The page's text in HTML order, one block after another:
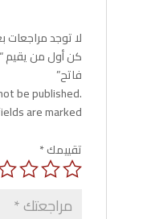
لا توجد مراجعات
كن أول من
فاتح”
be published.
are marked
تقييمك*